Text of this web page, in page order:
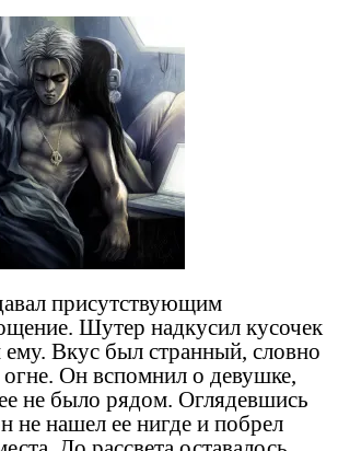
присутствующим
Шутер надкусил кусочек
Вкус был странный, словно
огне. Он вспомнил о девушке,
не было рядом. Оглядевшись
не нашел ее нигде и побрел